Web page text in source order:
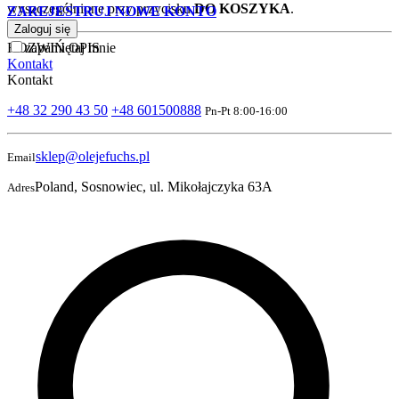
wyszczególnione przy przyciskuDO KOSZYKA.
ROZWIŃ OPIS
ZAREJESTRUJ NOWE KONTO
Zaloguj się
zapamiętaj mnie
Kontakt
Kontakt
+48 32 290 43 50 +48 601500888 Pn-Pt 8:00-16:00
Emailsklep@olejefuchs.pl
AdresPoland, Sosnowiec, ul. Mikołajczyka 63A